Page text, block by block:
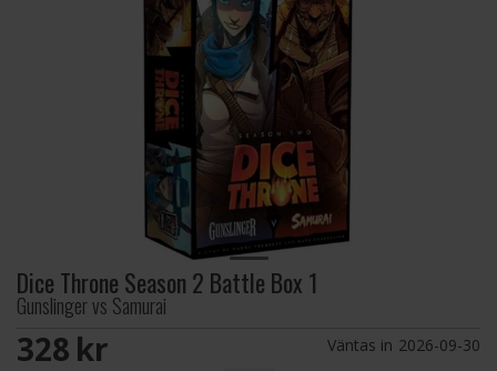
Dice Throne Season 2 Battle Box 1
Gunslinger vs Samurai
328 SEK Väntas in 2026-09-30